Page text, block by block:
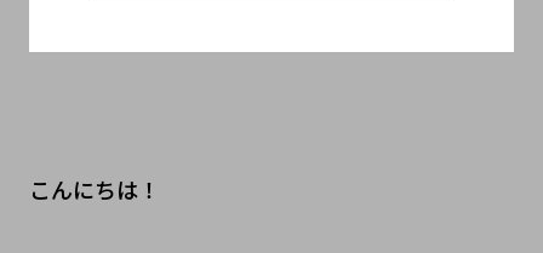
こんにちは！